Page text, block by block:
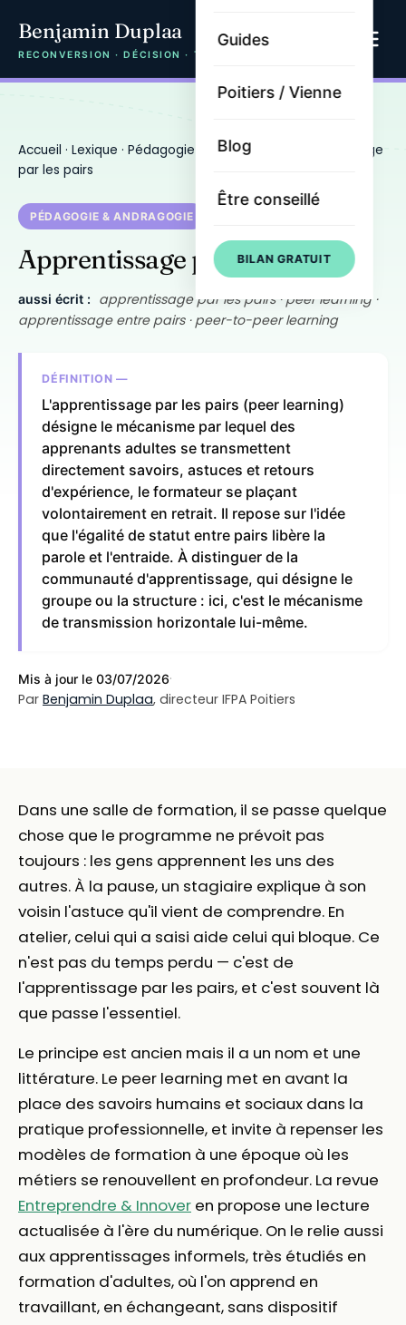
Benjamin Duplaa
RECONVERSION · DÉCISION · TRAJECTOIRE
Guides
Poitiers / Vienne
Blog
Être conseillé
BILAN GRATUIT
Accueil · Lexique · Pédagogie & andragogie
· Apprentissage
par les pairs
PÉDAGOGIE & ANDRAGOGIE
Apprentissage par les pairs
aussi écrit :
apprentissage par les pairs · peer learning ·
apprentissage entre pairs · peer-to-peer learning
DÉFINITION —
L'apprentissage par les pairs (peer learning)
désigne le mécanisme par lequel des
apprenants adultes se transmettent
directement savoirs, astuces et retours
d'expérience, le formateur se plaçant
volontairement en retrait. Il repose sur l'idée
que l'égalité de statut entre pairs libère la
parole et l'entraide. À distinguer de la
communauté d'apprentissage, qui désigne le
groupe ou la structure : ici, c'est le mécanisme
de transmission horizontale lui-même.
Mis à jour le 03/07/2026·
Par Benjamin Duplaa, directeur IFPA Poitiers
Dans une salle de formation, il se passe quelque
chose que le programme ne prévoit pas
toujours : les gens apprennent les uns des
autres. À la pause, un stagiaire explique à son
voisin l'astuce qu'il vient de comprendre. En
atelier, celui qui a saisi aide celui qui bloque. Ce
n'est pas du temps perdu — c'est de
l'apprentissage par les pairs, et c'est souvent là
que passe l'essentiel.
Le principe est ancien mais il a un nom et une
littérature. Le peer learning met en avant la
place des savoirs humains et sociaux dans la
pratique professionnelle, et invite à repenser les
modèles de formation à une époque où les
métiers se renouvellent en profondeur. La revue
Entreprendre & Innover en propose une lecture
actualisée à l'ère du numérique. On le relie aussi
aux apprentissages informels, très étudiés en
formation d'adultes, où l'on apprend en
travaillant, en échangeant, sans dispositif